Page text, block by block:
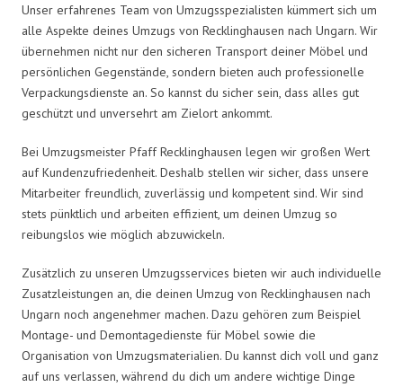
Unser erfahrenes Team von Umzugsspezialisten kümmert sich um
alle Aspekte deines Umzugs von Recklinghausen nach Ungarn. Wir
übernehmen nicht nur den sicheren Transport deiner Möbel und
persönlichen Gegenstände, sondern bieten auch professionelle
Verpackungsdienste an. So kannst du sicher sein, dass alles gut
geschützt und unversehrt am Zielort ankommt.
Bei Umzugsmeister Pfaff Recklinghausen legen wir großen Wert
auf Kundenzufriedenheit. Deshalb stellen wir sicher, dass unsere
Mitarbeiter freundlich, zuverlässig und kompetent sind. Wir sind
stets pünktlich und arbeiten effizient, um deinen Umzug so
reibungslos wie möglich abzuwickeln.
Zusätzlich zu unseren Umzugsservices bieten wir auch individuelle
Zusatzleistungen an, die deinen Umzug von Recklinghausen nach
Ungarn noch angenehmer machen. Dazu gehören zum Beispiel
Montage- und Demontagedienste für Möbel sowie die
Organisation von Umzugsmaterialien. Du kannst dich voll und ganz
auf uns verlassen, während du dich um andere wichtige Dinge